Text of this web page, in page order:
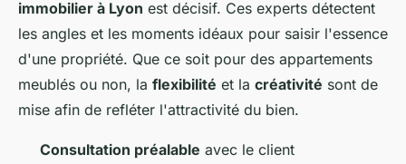
immobilier à Lyon est décisif. Ces experts détectent
les angles et les moments idéaux pour saisir l'essence
d'une propriété. Que ce soit pour des appartements
meublés ou non, la flexibilité et la créativité sont de
mise afin de refléter l'attractivité du bien.
Consultation préalable avec le client